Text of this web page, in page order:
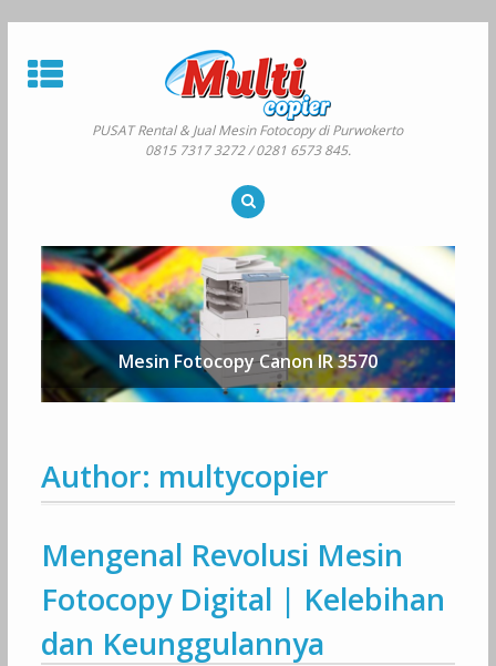
to
content
PUSAT Rental & Jual Mesin Fotocopy di Purwokerto
0815 7317 3272 / 0281 6573 845.
Mesin Fotocopy Canon IR 3570
Author: multycopier
Mengenal Revolusi Mesin
Fotocopy Digital | Kelebihan
dan Keunggulannya